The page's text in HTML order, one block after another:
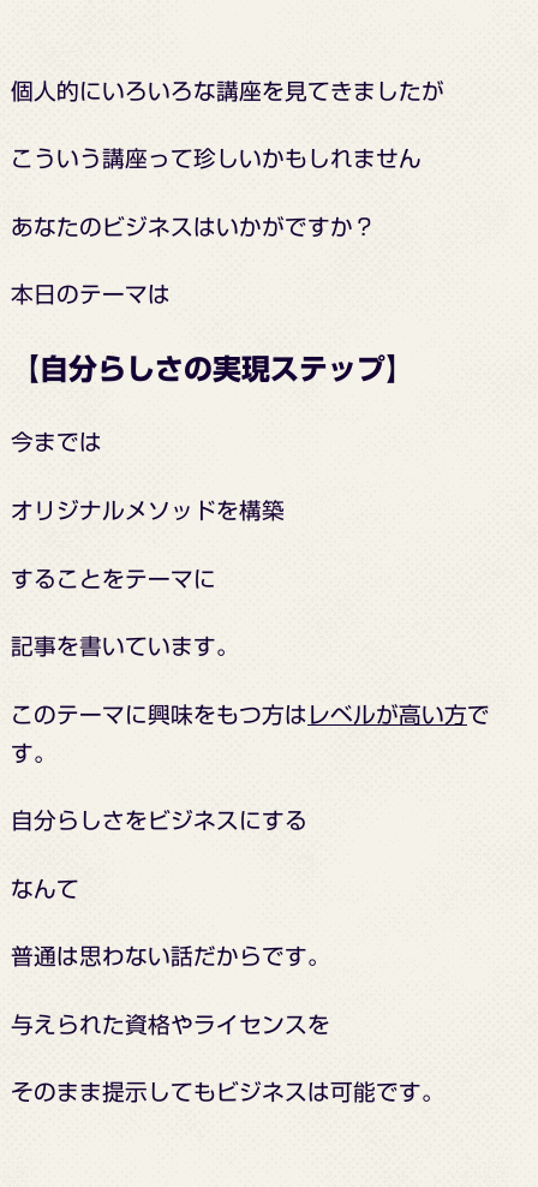
個人的にいろいろな講座を見てきましたが
こういう講座って珍しいかもしれません
あなたのビジネスはいかがですか？
本日のテーマは
【自分らしさの実現ステップ】
今までは
オリジナルメソッドを構築
することをテーマに
記事を書いています。
このテーマに興味をもつ方は レベルが高い方で
す。
自分らしさを ビジネスにする
なんて
普通は思わない話だからです。
与えられた資格やライセンスを
そのまま提示してもビジネスは可能です。